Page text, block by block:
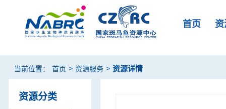
首页
当前位置： 首页 > 资源服务 > 资源详情
资源分类